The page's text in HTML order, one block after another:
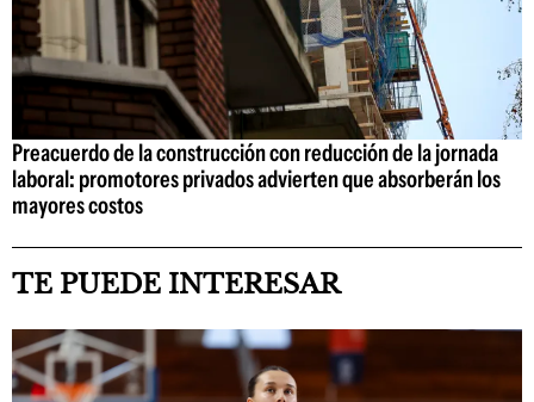
Preacuerdo de la construcción con reducción de la jornada
laboral: promotores privados advierten que absorberán los
mayores costos
TE PUEDE INTERESAR